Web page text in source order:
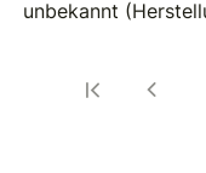
unbekannt